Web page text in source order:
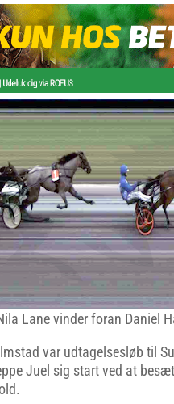
Lane vinder foran Daniel
var udtagelsesløb til
Juel sig start ved at